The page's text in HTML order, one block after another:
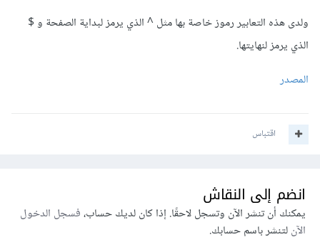
ولدى هذه التعابير رموز خاصة بها مثل ^ الذي يرمز لبداية الصفحة و $
الذي يرمز لنهايتها.
المصدر
اقتباس
انضم إلى النقاش
يمكنك أن تنشر الآن وتسجل لاحقًا. إذا كان لديك حساب،فسجل الدخول
الآنلتنشر باسم حسابك.